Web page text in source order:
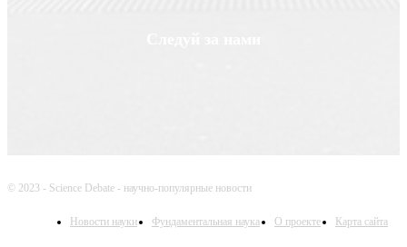
© 2023 - Science Debate - научно-популярные новости
Новости науки Фундаментальная наука О проекте Карта сайта